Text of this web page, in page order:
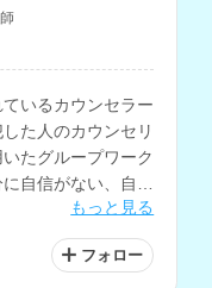
いるカウンセラー
た人のカウンセリ
たグループワーク
自信がない、自分
もっと見る
フォロー